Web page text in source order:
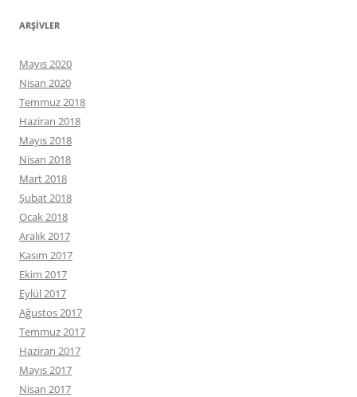
ARŞIVLER
Mayıs 2020
Nisan 2020
Temmuz 2018
Haziran 2018
Mayıs 2018
Nisan 2018
Mart 2018
Şubat 2018
Ocak 2018
Aralık 2017
Kasım 2017
Ekim 2017
Eylül 2017
Ağustos 2017
Temmuz 2017
Haziran 2017
Mayıs 2017
Nisan 2017